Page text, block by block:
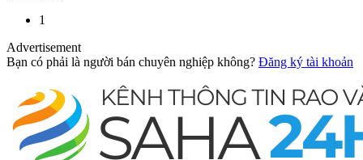
1
Advertisement
Bạn có phải là người bán chuyên nghiệp không? Đăng ký tài khoản